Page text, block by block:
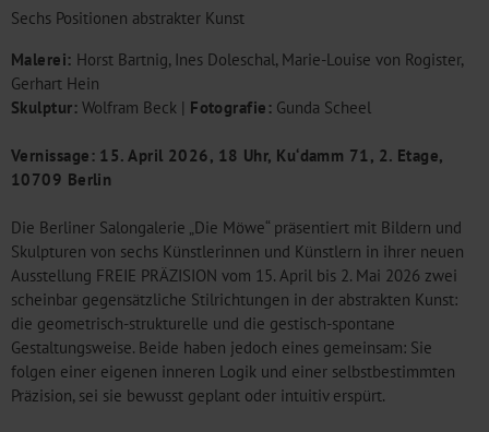
Sechs Positionen abstrakter Kunst
Malerei: Horst Bartnig, Ines Doleschal, Marie-Louise von Rogister,
Gerhart Hein
Skulptur: Wolfram Beck | Fotografie: Gunda Scheel
Vernissage: 15. April 2026, 18 Uhr, Ku‘damm 71, 2. Etage,
10709 Berlin
Die Berliner Salongalerie „Die Möwe“ präsentiert mit Bildern und
Skulpturen von sechs Künstlerinnen und Künstlern in ihrer neuen
Ausstellung FREIE PRÄZISION vom 15. April bis 2. Mai 2026 zwei
scheinbar gegensätzliche Stilrichtungen in der abstrakten Kunst:
die geometrisch-strukturelle und die gestisch-spontane
Gestaltungsweise. Beide haben jedoch eines gemeinsam: Sie
folgen einer eigenen inneren Logik und einer selbstbestimmten
Präzision, sei sie bewusst geplant oder intuitiv erspürt.